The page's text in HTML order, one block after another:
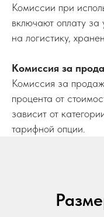
Комиссии при
включают оплату за
на логистику,
Комиссия за
Комиссия за
процента от
зависит от
тарифной опции.